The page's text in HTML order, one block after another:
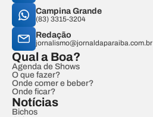
Campina Grande
(83) 3315-3204
Redação
jornalismo@jornaldaparaiba.com.br
Qual a Boa?
Agenda de Shows
O que fazer?
Onde comer e beber?
Onde ficar?
Notícias
Bichos